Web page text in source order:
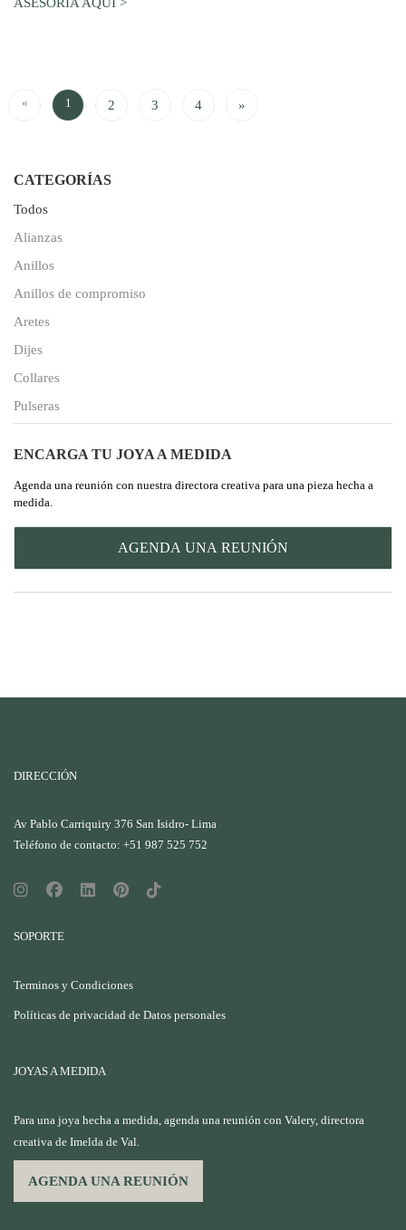
« 1 2 3 4 »
CATEGORÍAS
Todos
Alianzas
Anillos
Anillos de compromiso
Aretes
Dijes
Collares
Pulseras
ENCARGA TU JOYA A MEDIDA
Agenda una reunión con nuestra directora creativa para una pieza hecha a
medida.
AGENDA UNA REUNIÓN
DIRECCIÓN
Av Pablo Carriquiry 376 San Isidro- Lima
Teléfono de contacto: +51 987 525 752
SOPORTE
Terminos y Condiciones
Políticas de privacidad de Datos personales
JOYAS A MEDIDA
Para una joya hecha a medida, agenda una reunión con Valery, directora
creativa de Imelda de Val.
AGENDA UNA REUNIÓN